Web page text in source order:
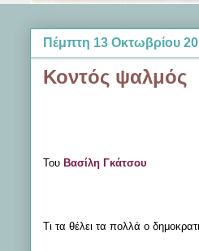
Πέμπτη 13 Οκτωβρίου
Κοντός ψαλμός
Του Βασίλη Γκάτσου
Τι τα θέλει τα πολλά ο